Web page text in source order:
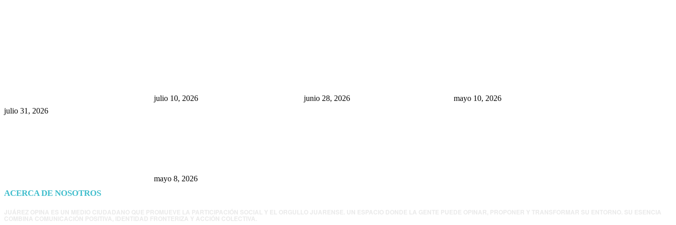
julio 31, 2026
julio 10, 2026 junio 28, 2026 mayo 10, 2026
mayo 8, 2026
ACERCA DE NOSOTROS